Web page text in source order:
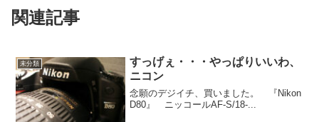
関連記事
未分類
すっげぇ・・・やっぱりいいわ、
ニコン
念願のデジイチ、買いました。 『Nikon
D80』 ニッコールAF-S/18-...